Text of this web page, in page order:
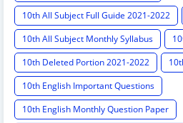
10th All Subject Full Guide 2021-2022
10th All Subject Monthly Syllabus
10th Deleted Portion 2021-2022
10th English Important Questions
10th English Monthly Question Paper